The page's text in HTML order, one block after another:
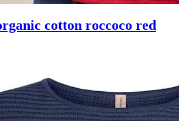
cotton roccoco red